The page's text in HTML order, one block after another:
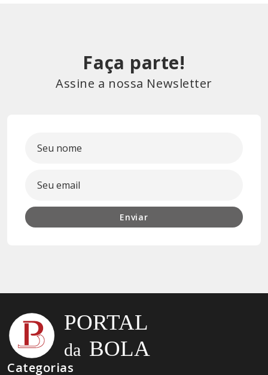
Faça parte!
Assine a nossa Newsletter
Enviar
Categorias